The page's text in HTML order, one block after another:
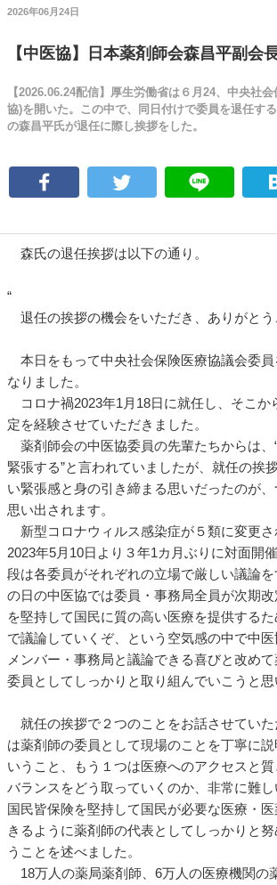
2026年06月24日
【中医協】日本薬剤師会森昌平副会
【2026.06.24配信】厚生労働省は６月24、中央社
協)を開いた。この中で、同日付けで委員を退任す
の森昌平氏が退任に際し挨拶をした。
森氏の退任挨拶は以下の通り。
“
退任の挨拶の機会をいただき、ありがとう
本日をもって中央社会保険医療協議会委員
なりました。
コロナ禍2023年1月18日に就任し、そこか
定を経験させていただきました。
薬剤師会の中医協委員の先輩たちからは、
緊張する”と言われていましたが、就任の挨
い緊張感と身の引き締まる思いだったのが
思い出されます。
新型コロナウィルス感染症が５類に変更さ
2023年5月10日より３年1カ月ぶりに対面開
段は各委員がそれぞれの立場で厳しい議論
の日の中医協では委員・事務局全員が次期
を堅持して国民に質の高い医療を提供する
で議論していくぞ、という空気感の中で中
メンバー・事務局と議論できる喜びと改め
委員としてしっかりと取り組んでいこうと思
就任の挨拶で２つのことをお話させていた
は薬剤師の委員として現場のことを丁寧に
いうこと、もう１つは医療へのアクセスと
バランスをどう取っていくのか、非常に難し
国民皆保険を堅持して国民が必要な医療・
きるように薬剤師の代表としてしっかりと
うことを述べました。
18万人の薬局薬剤師、6万人の医療機関の